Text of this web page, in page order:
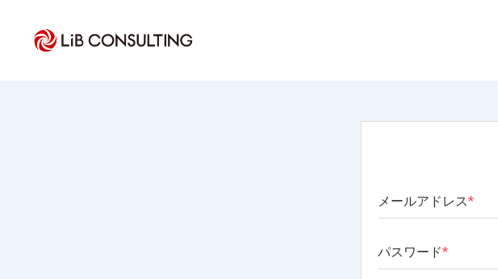
メールアドレス*
パスワード*